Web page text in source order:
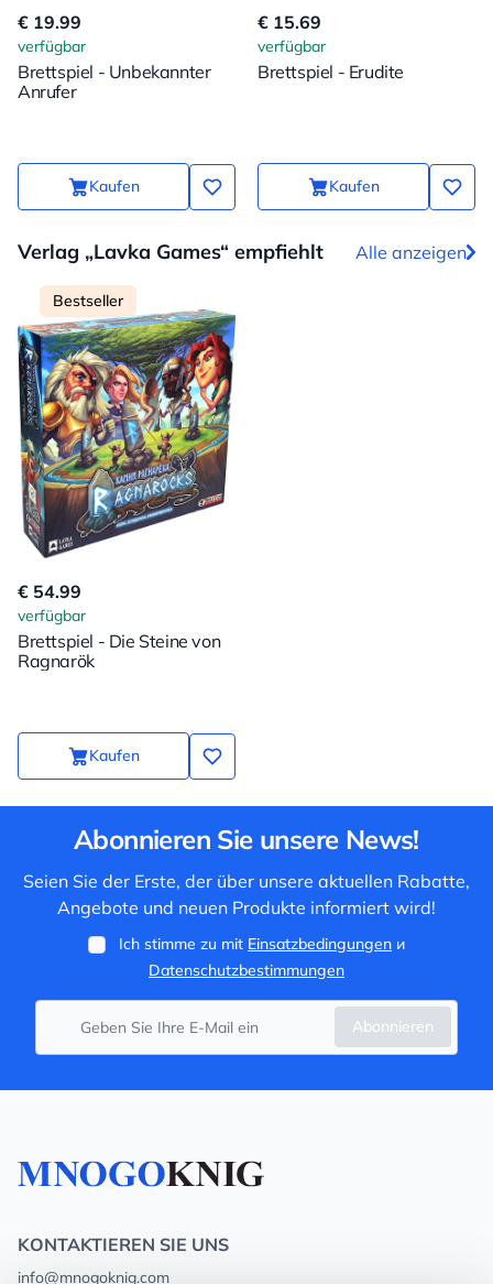
€ 19.99
verfügbar
Brettspiel - Unbekannter
Anrufer
Kaufen
€ 15.69
verfügbar
Brettspiel - Erudite
Kaufen
Verlag „Lavka Games“ empfiehlt Alle anzeigen
Bestseller
€ 54.99
verfügbar
Brettspiel - Die Steine von
Ragnarök
Kaufen
Abonnieren Sie unsere News!
Seien Sie der Erste, der über unsere aktuellen Rabatte,
Angebote und neuen Produkte informiert wird!
Ich stimme zu mit Einsatzbedingungen и
Datenschutzbestimmungen
Abonnieren
KONTAKTIEREN SIE UNS
info@mnogoknig.com